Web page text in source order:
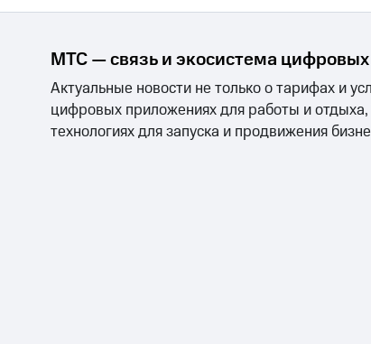
МТС — связь и экосистема цифровых
Актуальные новости не только о тарифах и
цифровых приложениях для работы и
технологиях для запуска и продвижения